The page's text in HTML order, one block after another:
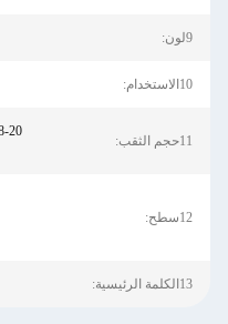
9لون:
10الاستخدام:
11حجم الثقب:
12سطح:
13الكلمة الرئيسية: